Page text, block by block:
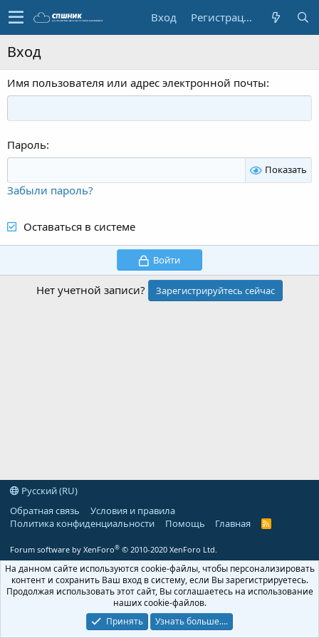
Вход Регистрация
Вход
Имя пользователя или адрес электронной почты
Пароль
Показать
Забыли пароль?
Оставаться в системе
Войти
Нет учетной записи? Зарегистрируйтесь сейчас
Русский (RU)
Обратная связь
Условия и правила
Политика конфиденциальности
Помощь Главная
R
Forum software by XenForo® © 2010-2020 XenForo Ltd.
На данном сайте используются cookie-файлы, чтобы персонализировать
контент и сохранить Ваш вход в систему, если Вы зарегистрируетесь.
Продолжая использовать этот сайт, Вы соглашаетесь на использование
наших cookie-файлов.
Принять
Узнать больше....